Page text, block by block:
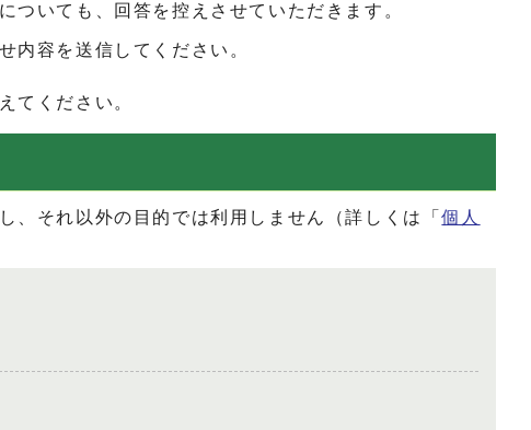
いても、回答を控えさせていただきます。
内容を送信してください。
てください。
、それ以外の目的では利用しません（詳しくは「個人